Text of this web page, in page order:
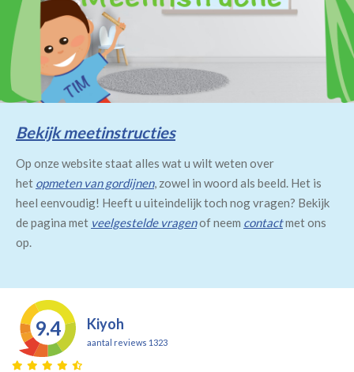
Bekijk meetinstructies
Op onze website staat alles wat u wilt weten over
het opmeten van gordijnen, zowel in woord als beeld. Het is
heel eenvoudig! Heeft u uiteindelijk toch nog vragen? Bekijk
de pagina met veelgestelde vragenof neem contactmet ons
op.
9.4 Kiyoh
aantal reviews 1323